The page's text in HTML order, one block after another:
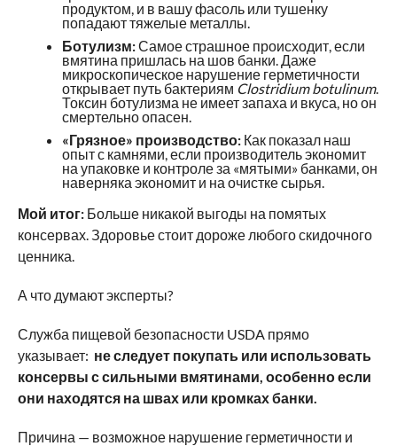
продуктом, и в вашу фасоль или тушенку
попадают тяжелые металлы.
Ботулизм:Самое страшное происходит, если
вмятина пришлась на шов банки. Даже
микроскопическое нарушение герметичности
открывает путь бактериям Clostridium botulinum.
Токсин ботулизма не имеет запаха и вкуса, но он
смертельно опасен.
«Грязное» производство:Как показал наш
опыт с камнями, если производитель экономит
на упаковке и контроле за «мятыми» банками, он
наверняка экономит и на очистке сырья.
Мой итог:Больше никакой выгоды на помятых
консервах. Здоровье стоит дороже любого скидочного
ценника.
А что думают эксперты?
Служба пищевой безопасности USDA прямо
указывает: не следует покупать или использовать
консервы с сильными вмятинами, особенно если
они находятся на швах или кромках банки.
Причина — возможное нарушение герметичности и